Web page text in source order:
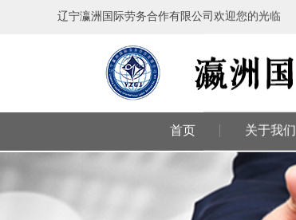
辽宁瀛洲国际劳务合作有限公司欢迎您的光临
首页 关于我们